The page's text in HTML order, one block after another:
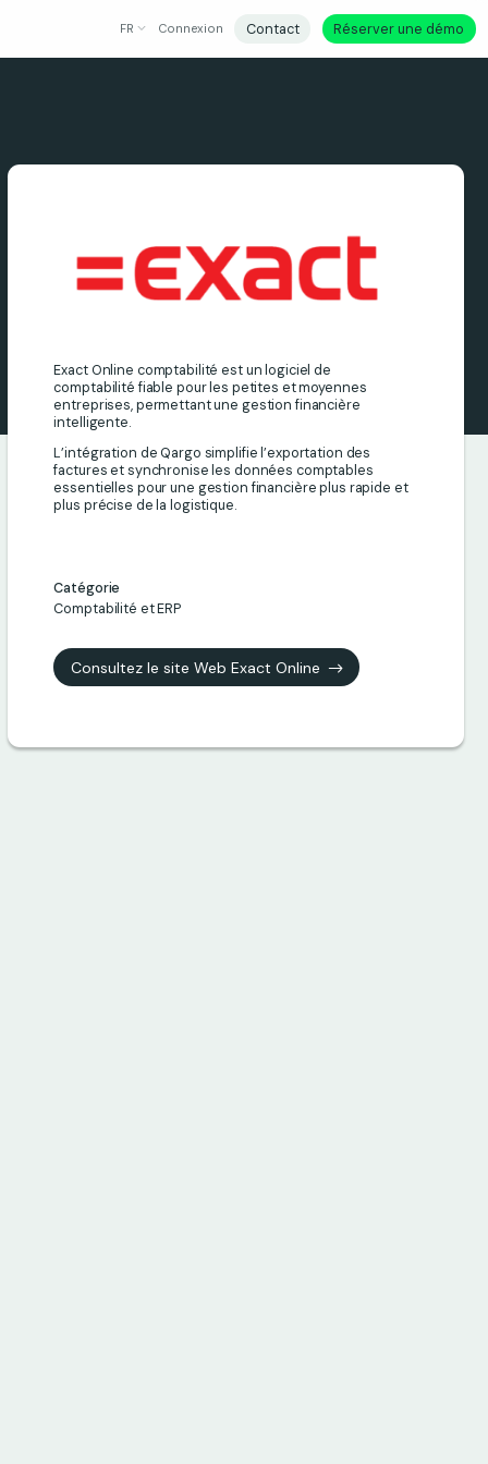
FR Connexion Contact Réserver une démo
Exact Online comptabilité est un logiciel de
comptabilité fiable pour les petites et moyennes
entreprises, permettant une gestion financière
intelligente.
L’intégration de Qargo simplifie l’exportation des
factures et synchronise les données comptables
essentielles pour une gestion financière plus rapide et
plus précise de la logistique.
Catégorie
Comptabilité et ERP
Consultez le site Web Exact Online